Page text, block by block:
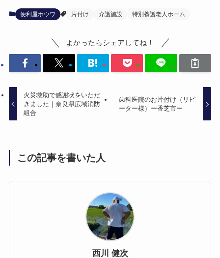
便利屋ホウワ 片付け 介護施設 特別養護老人ホーム
よかったらシェアしてね！
火災救助で感謝状をいただ
きました｜奈良県広域消防
組合
歯科医院のお片付け（リピ
ーター様）ー香芝市ー
この記事を書いた人
西川 健次